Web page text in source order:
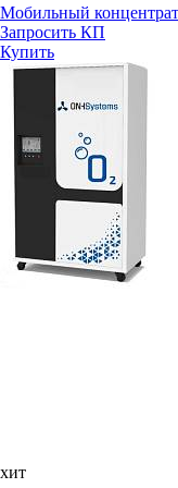
Мобильный
Запросить КП
Купить
хит